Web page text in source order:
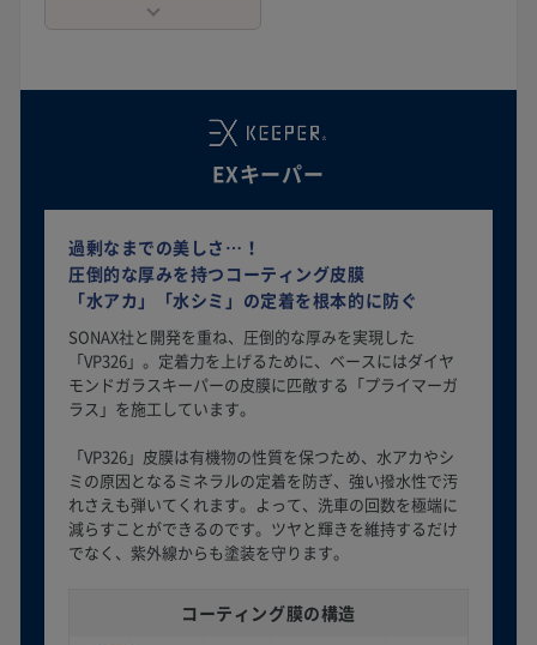
EXキーパー
過剰なまでの美しさ…！
圧倒的な厚みを持つコーティング皮膜
「水アカ」「水シミ」の定着を根本的に防ぐ
SONAX社と開発を重ね、圧倒的な厚みを実現した
「VP326」。定着力を上げるために、ベースにはダイヤ
モンドガラスキーパーの皮膜に匹敵する「プライマーガ
ラス」を施工しています。
「VP326」皮膜は有機物の性質を保つため、水アカやシ
ミの原因となるミネラルの定着を防ぎ、強い撥水性で汚
れさえも弾いてくれます。よって、洗車の回数を極端に
減らすことができるのです。ツヤと輝きを維持するだけ
でなく、紫外線からも塗装を守ります。
コーティング膜の構造